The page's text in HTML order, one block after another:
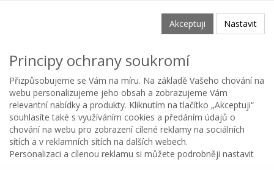
Ochrana osobních údajů
Poučení o právu na odstoupení od smlouvy
Reklamační řád
Reklamační protokol ke stažení
Velikostní tabulka
Nastavení soukromí
Odstoupení od smlouvy
Copyright © BONNO GASTRO SERVIS s.r.o. 2026
Kategorie Oblíbené Menu Košík
Akceptuji Nastavit
Principy ochrany soukromí
Přizpůsobujeme se Vám na míru. Na základě Vašeho chování na
webu personalizujeme jeho obsah a zobrazujeme Vám
relevantní nabídky a produkty. Kliknutím na tlačítko „Akceptuji“
souhlasíte také s využíváním cookies a předáním údajů o
chování na webu pro zobrazení cílené reklamy na sociálních
sítích a v reklamních sítích na dalších webech.
Personalizaci a cílenou reklamu si můžete podrobněji nastavit